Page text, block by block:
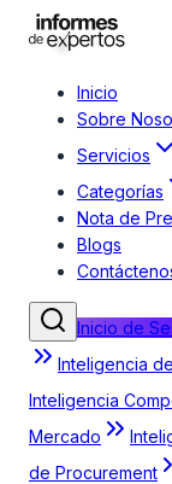
Inicio
Sobre
Servicios
Categorías
Nota de
Blogs
Inicio de
Inteligencia
Inteligencia
Mercado
de Procurement